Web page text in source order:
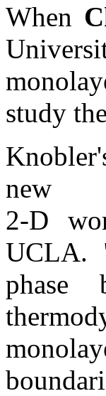
When
study
new
2-D
UCLA.
phase